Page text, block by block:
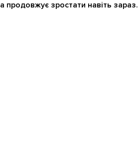
продовжує зростати навіть зараз.